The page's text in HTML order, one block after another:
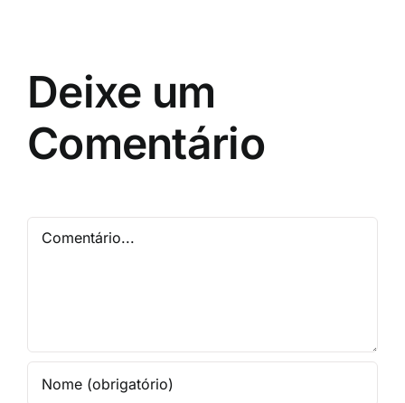
Deixe um
Comentário
Comentário